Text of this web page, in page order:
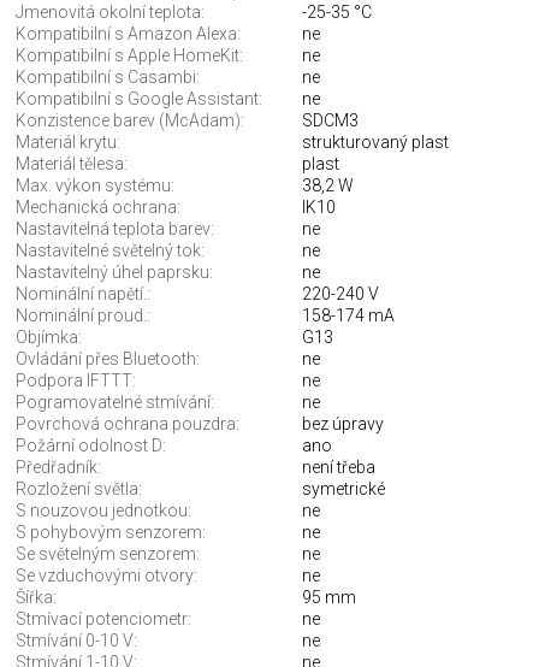
Jmenovitá okolní teplota:
-25-35 °C
Kompatibilní s Amazon Alexa:
ne
Kompatibilní s Apple HomeKit:
ne
Kompatibilní s Casambi:
ne
Kompatibilní s Google Assistant:
ne
Konzistence barev (McAdam):
SDCM3
Materiál krytu:
strukturovaný plast
Materiál tělesa:
plast
Max. výkon systému:
38,2 W
Mechanická ochrana:
IK10
Nastavitelná teplota barev:
ne
Nastavitelné světelný tok:
ne
Nastavitelný úhel paprsku:
ne
Nominální napětí.:
220-240 V
Nominální proud.:
158-174 mA
Objímka:
G13
Ovládání přes Bluetooth:
ne
Podpora IFTTT:
ne
Pogramovatelné stmívání:
ne
Povrchová ochrana pouzdra:
bez úpravy
Požární odolnost D:
ano
Předřadník:
není třeba
Rozložení světla:
symetrické
S nouzovou jednotkou:
ne
S pohybovým senzorem:
ne
Se světelným senzorem:
ne
Se vzduchovými otvory:
ne
Šířka:
95 mm
Stmívací potenciometr:
ne
Stmívání 0-10 V:
ne
Stmívání 1-10 V:
ne